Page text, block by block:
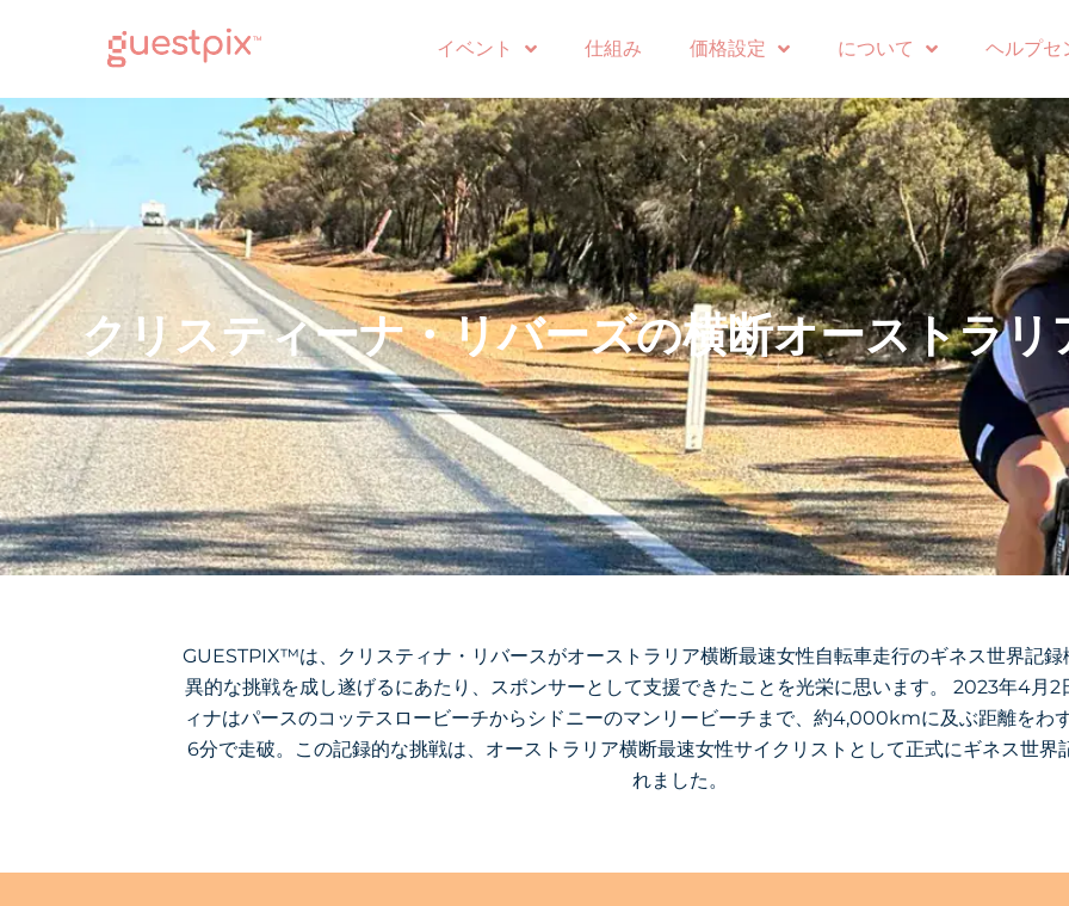
イベント 仕組み 価格設定 について ヘルプセ
クリスティーナ・リバーズの横断オーストラリ
GUESTPIX™は、クリスティナ・リバースがオーストラリア横断最速女性自転車走行のギネス世界記録
異的な挑戦を成し遂げるにあたり、スポンサーとして支援できたことを光栄に思います。 2023年4月2
ィナはパースのコッテスロービーチからシドニーのマンリービーチまで、約4,000kmに及ぶ距離をわ
6分で走破。この記録的な挑戦は、オーストラリア横断最速女性サイクリストとして正式にギネス世界
れました。